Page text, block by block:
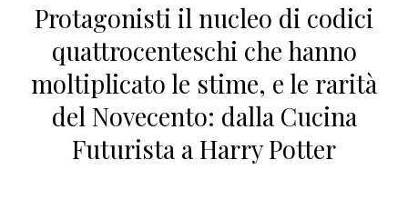
Protagonisti il nucleo di codici
quattrocenteschi che hanno
moltiplicato le stime, e le rarità
del Novecento: dalla Cucina
Futurista a Harry Potter